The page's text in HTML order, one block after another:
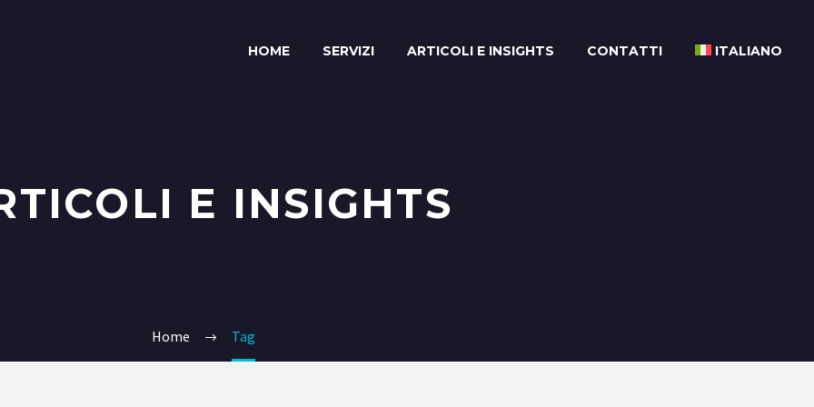
HOME SERVIZI ARTICOLI E INSIGHTS CONTATTI ITALIANO
E INSIGHTS
Home Tag